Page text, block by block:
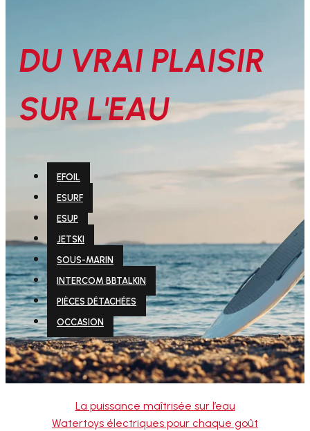
DU VRAI PLAISIR
SUR L'EAU
EFOIL
ESURF
ESUP
JETSKI
SOUS-MARIN
INTERCOM BBTALKIN
PIÈCES DÉTACHÉES
OCCASION
La puissance maîtrisée sur l’eau
Watertoys électriques pour chaque goût